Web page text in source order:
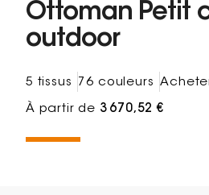
Ottoman Petit
outdoor
5 tissus 76 couleurs
À partir de 3 670,52 €